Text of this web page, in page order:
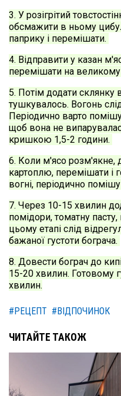
3. У розігрітий
обсмажити в ньому
паприку і перемішати.
4. Відправити у казан
перемішати на великому
5. Потім додати
тушкувалось. Вогонь
Періодично варто
щоб вона не
кришкою 1,5-2 години.
6. Коли м'ясо розм'якне,
картоплю, перемішати і
вогні, періодично
7. Через 10-15 хвилин
помідори, томатну
цьому етапі слід
бажаної густоти бограча.
8. Довести бограч до
15-20 хвилин. Готовому
хвилин.
#РЕЦЕПТ #ВІДПОЧИНОК
ЧИТАЙТЕ ТАКОЖ